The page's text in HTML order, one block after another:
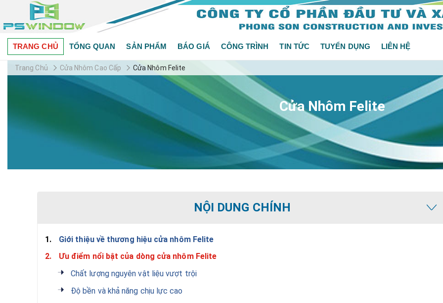
TRANG CHỦ TỔNG QUAN SẢN PHẨM BÁO GIÁ CÔNG TRÌNH TIN TỨC TUYỂN DỤNG LIÊN HỆ
Trang Chủ Cửa Nhôm Cao Cấp Cửa Nhôm Felite
Cửa Nhôm Felite
NỘI DUNG CHÍNH
1.
Giới thiệu về thương hiệu cửa nhôm Felite
2.
Ưu điểm nổi bật của dòng cửa nhôm Felite
Chất lượng nguyên vật liệu vượt trội
Độ bền và khả năng chịu lực cao